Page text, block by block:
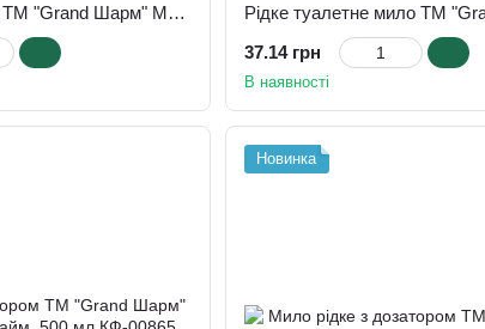
Рідке туалетне мило ТМ "Grand Шарм" Манго, ПЕТ, 5000 мл
37.14 грн
В наявності
Новинка